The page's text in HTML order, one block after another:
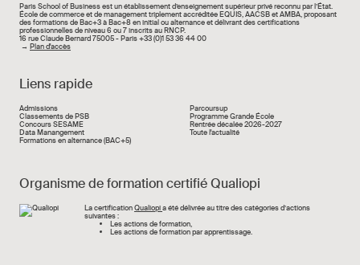
Paris School of Business est un établissement d’enseignement supérieur privé reconnu par l’État.
École de commerce et de management triplement accréditée EQUIS, AACSB et AMBA, proposant
des formations de Bac+3 à Bac+8 en initial ou alternance et délivrant des certifications
professionnelles de niveau 6 ou 7 inscrits au RNCP.
16 rue Claude Bernard 75005 - Paris +33 (0)1 53 36 44 00
→ Plan d'accès
Liens rapide
Liens rapide
Admissions
Classements de PSB
Concours SESAME
Data Manangement
Formations en alternance (BAC+5)
Parcoursup
Programme Grande École
Rentrée décalée 2026-2027
Toute l'actualité
Organisme de formation certifié Qualiopi
Image La certificationQualiopia été délivrée au titre des catégories d’actions
suivantes :
Les actions de formation,
Les actions de formation par apprentissage.